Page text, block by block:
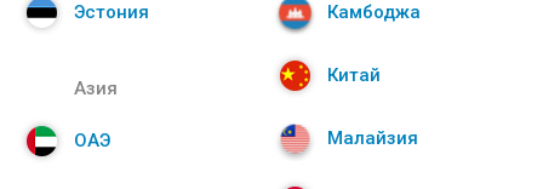
Эстония Камбоджа
Китай
Малайзия
Азия
ОАЭ